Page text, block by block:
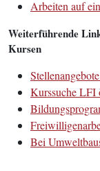
Arbeiten auf
Weiterführende
Kursen
Kurssuche LFI
Bei